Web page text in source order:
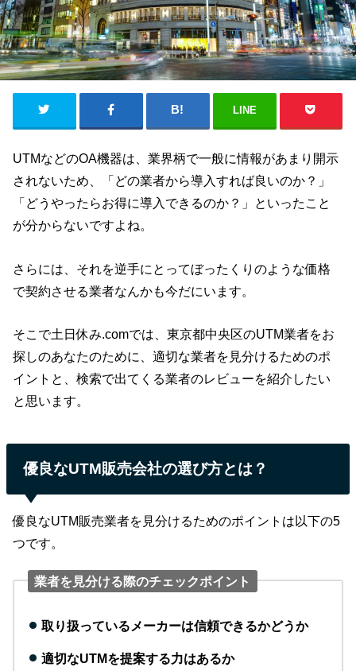
LINE
UTMなどのOA機器は、業界柄で一般に情報があまり開示
されないため、「どの業者から導入すれば良いのか？」
「どうやったらお得に導入できるのか？」といったこと
が分からないですよね。
さらには、それを逆手にとってぼったくりのような価格
で契約させる業者なんかも今だにいます。
そこで土日休み.comでは、東京都中央区のUTM業者をお
探しのあなたのために、適切な業者を見分けるためのポ
イントと、検索で出てくる業者のレビューを紹介したい
と思います。
優良なUTM販売会社の選び方とは？
優良なUTM販売業者を見分けるためのポイントは以下の5
つです。
業者を見分ける際のチェックポイント
取り扱っているメーカーは信頼できるかどうか
適切なUTMを提案する力はあるか